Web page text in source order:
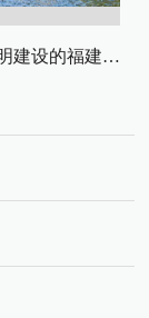
数字生态文明建设的福建路径与启示